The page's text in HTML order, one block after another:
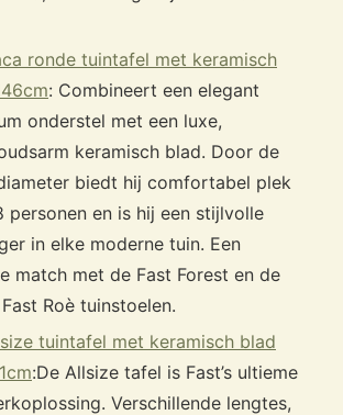
ronde tuintafel met keramisch
: Combineert een elegant
onderstel met een luxe,
keramisch blad. Door de
biedt hij comfortabel plek
personen en is hij een stijlvolle
in elke moderne tuin. Een
match met de Fast Forest en de
Roè tuinstoelen.
tuintafel met keramisch blad
:De Allsize tafel is Fast’s ultieme
Verschillende lengtes,